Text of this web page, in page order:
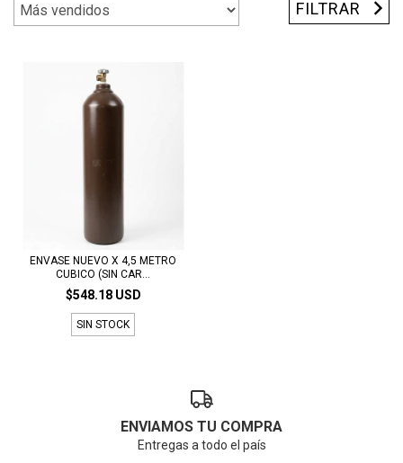
FILTRAR
ENVASE NUEVO X 4,5 METRO
CUBICO (SIN CAR...
$548.18 USD
SIN STOCK
ENVIAMOS TU COMPRA
Entregas a todo el país